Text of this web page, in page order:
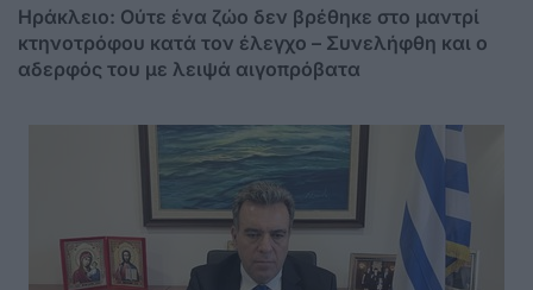
Ηράκλειο: Ούτε ένα ζώο δεν βρέθηκε στο μαντρί
κτηνοτρόφου κατά τον έλεγχο – Συνελήφθη και ο
αδερφός του με λειψά αιγοπρόβατα